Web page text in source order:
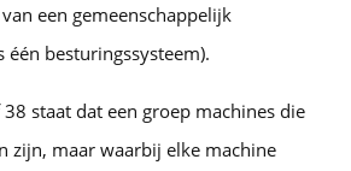
een gemeenschappelijk
één besturingssysteem).
staat dat een groep machines die
zijn, maar waarbij elke machine